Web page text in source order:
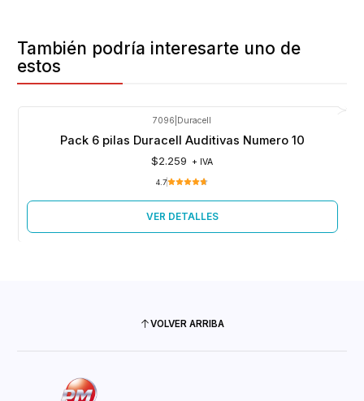
También podría interesarte uno de
estos
Agotado
7096 Duracell
Pack 6 pilas Duracell Auditivas Numero 10
$2.259 + IVA
4.7
VER DETALLES
VOLVER ARRIBA